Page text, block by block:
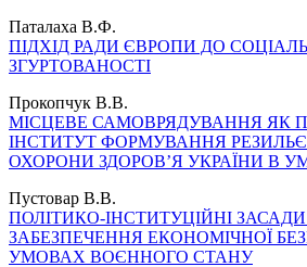
Паталаха В.Ф.
ПІДХІД РАДИ ЄВРОПИ ДО
ЗГУРТОВАНОСТІ
Прокопчук В.В.
МІСЦЕВЕ САМОВРЯДУВАННЯ ЯК
ІНСТИТУТ ФОРМУВАННЯ
ОХОРОНИ ЗДОРОВ’Я УКРАЇНИ В
Пустовар В.В.
ПОЛІТИКО-ІНСТИТУЦІЙНІ
ЗАБЕЗПЕЧЕННЯ ЕКОНОМІЧНОЇ
УМОВАХ ВОЄННОГО СТАНУ